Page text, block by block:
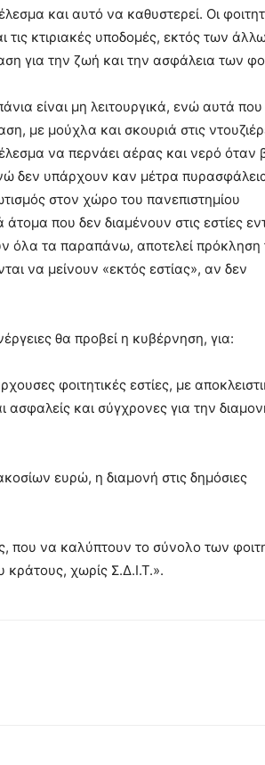
και αυτό να καθυστερεί. Οι
τις κτιριακές υποδομές, εκτός των
για την ζωή και την ασφάλεια των
είναι μη λειτουργικά, ενώ αυτά που
με μούχλα και σκουριά στις
να περνάει αέρας και νερό όταν
δεν υπάρχουν καν μέτρα
στον χώρο του πανεπιστημίου
που δεν διαμένουν στις εστίες
όλα τα παραπάνω, αποτελεί πρόκληση
να μείνουν «εκτός εστίας», αν δεν
θα προβεί η κυβέρνηση, για:
φοιτητικές εστίες, με
ασφαλείς και σύγχρονες για την
ευρώ, η διαμονή στις δημόσιες
που να καλύπτουν το σύνολο των
κράτους, χωρίς Σ.Δ.Ι.Τ.».